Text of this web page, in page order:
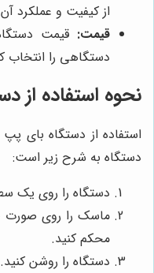
از کیفیت و عملکرد
قیمت: قیمت
دستگاهی را انتخاب
نحوه استفاده از
استفاده از دستگاه بای
دستگاه به شرح زیر است:
دستگاه را روی یک
ماسک را روی صورت
محکم کنید.
دستگاه را روشن کنید.